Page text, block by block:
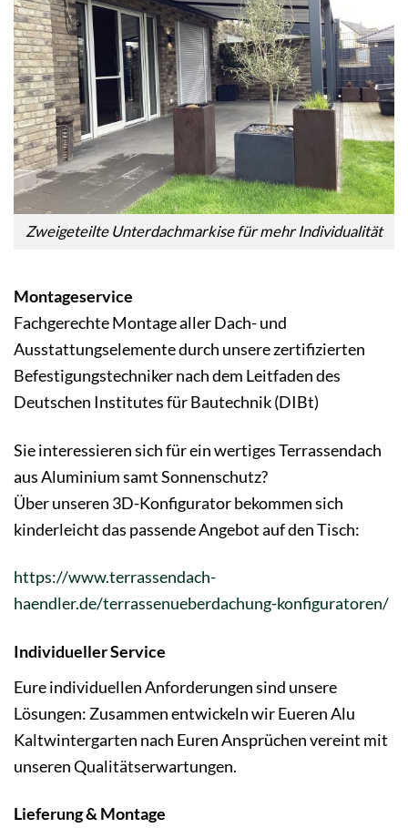
Zweigeteilte Unterdachmarkise für mehr Individualität
Montageservice
Fachgerechte Montage aller Dach- und
Ausstattungselemente durch unsere zertifizierten
Befestigungstechniker nach dem Leitfaden des
Deutschen Institutes für Bautechnik (DIBt)
Sie interessieren sich für ein wertiges Terrassendach
aus Aluminium samt Sonnenschutz?
Über unseren 3D-Konfigurator bekommen sich
kinderleicht das passende Angebot auf den Tisch:
https://www.terrassendach-
haendler.de/terrassenueberdachung-konfiguratoren/
Individueller Service
Eure individuellen Anforderungen sind unsere
Lösungen: Zusammen entwickeln wir Eueren Alu
Kaltwintergarten nach Euren Ansprüchen vereint mit
unseren Qualitätserwartungen.
Lieferung & Montage